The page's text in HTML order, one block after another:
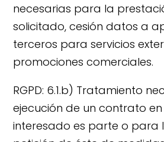
necesarias para la
solicitado, cesión datos a
terceros para servicios
promociones comerciales.
RGPD: 6.1.b) Tratamiento
ejecución de un contrato en
interesado es parte o para